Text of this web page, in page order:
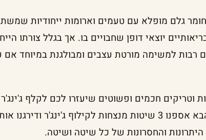
חומר גלם מופלא עם טעמים וארומות ייחודיות
יוצאי דופן שחבויים בו. אך בגלל צורתו
רבות למשימה מורטת עצבים ומבולגנת במיוחד אם
וטריקים חכמים ופשוטים שיעזרו לכם לקלף
במהירות וללא מאמץ. בפוסט הבא אספנו 3 שיטות מנצחות לקילוף ג'ינג'ר
והחסרונות של כל שיטה ושיטה.